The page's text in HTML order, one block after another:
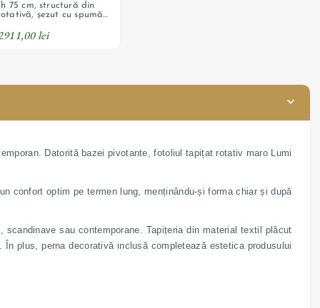
75 cm, structură din
șezut cu spumă
lei
Datorită bazei pivotante, fotoliul tapițat rotativ maro Lumi
confort optim pe termen lung, menținându-și forma chiar și după
sau contemporane. Tapițeria din material textil plăcut
plus, perna decorativă inclusă completează estetica produsului